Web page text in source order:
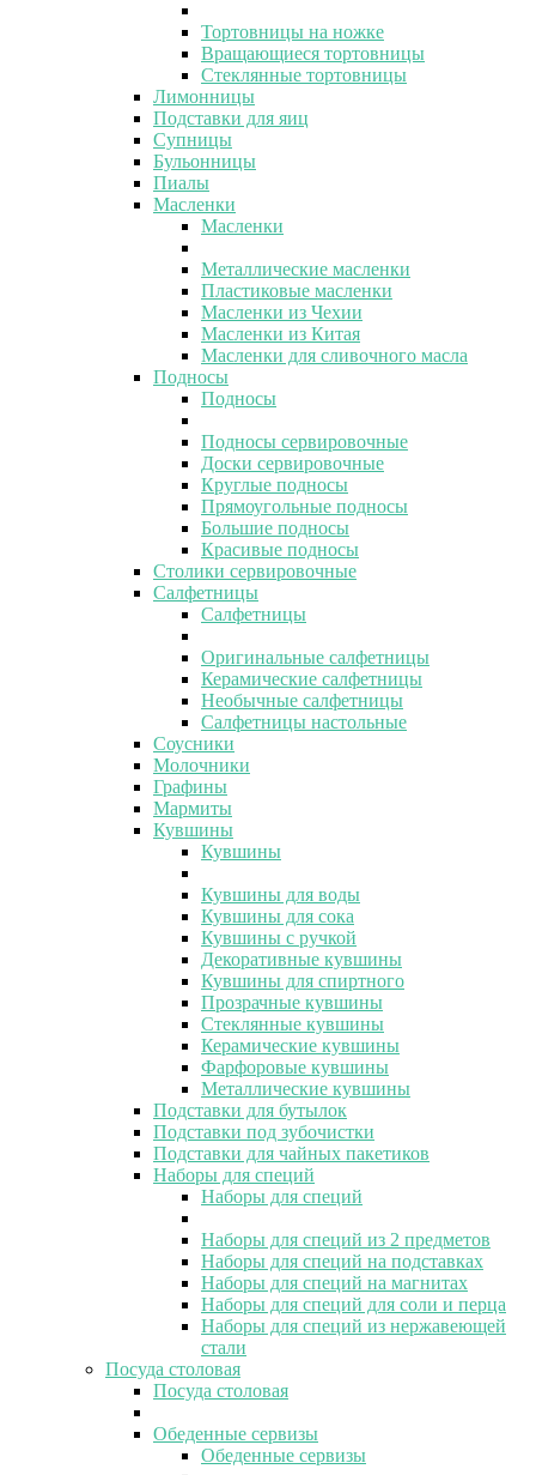
Тортовницы на ножке
Вращающиеся тортовницы
Стеклянные тортовницы
Лимонницы
Подставки для яиц
Супницы
Бульонницы
Пиалы
Масленки
Масленки
Металлические масленки
Пластиковые масленки
Масленки из Чехии
Масленки из Китая
Масленки для сливочного масла
Подносы
Подносы
Подносы сервировочные
Доски сервировочные
Круглые подносы
Прямоугольные подносы
Большие подносы
Красивые подносы
Столики сервировочные
Салфетницы
Салфетницы
Оригинальные салфетницы
Керамические салфетницы
Необычные салфетницы
Салфетницы настольные
Соусники
Молочники
Графины
Мармиты
Кувшины
Кувшины
Кувшины для воды
Кувшины для сока
Кувшины с ручкой
Декоративные кувшины
Кувшины для спиртного
Прозрачные кувшины
Стеклянные кувшины
Керамические кувшины
Фарфоровые кувшины
Металлические кувшины
Подставки для бутылок
Подставки под зубочистки
Подставки для чайных пакетиков
Наборы для специй
Наборы для специй
Наборы для специй из 2 предметов
Наборы для специй на подставках
Наборы для специй на магнитах
Наборы для специй для соли и перца
Наборы для специй из нержавеющей
стали
Посуда столовая
Посуда столовая
Обеденные сервизы
Обеденные сервизы